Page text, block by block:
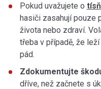
Pokud uvažujete o
hasiči zasahují pouze
života nebo zdraví.
třeba v případě, že
pád.
Zdokumentujte
dříve, než začnete s